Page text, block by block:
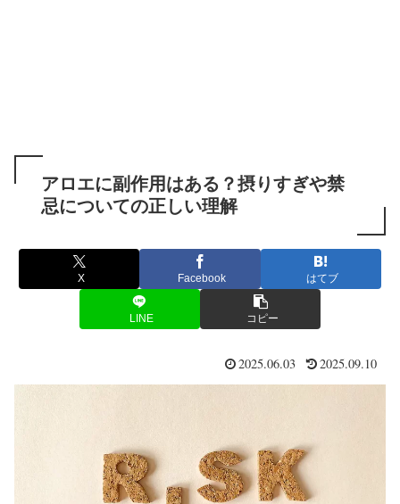
アロエに副作用はある？摂りすぎや禁
忌についての正しい理解
X Facebook はてブ
LINE コピー
2025.06.03 2025.09.10